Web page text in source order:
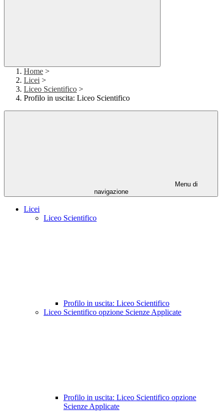
Home >
Licei >
Liceo Scientifico >
Profilo in uscita: Liceo Scientifico
Menu di
navigazione
Licei
Liceo Scientifico
Profilo in uscita: Liceo Scientifico
Liceo Scientifico opzione Scienze Applicate
Profilo in uscita: Liceo Scientifico opzione
Scienze Applicate